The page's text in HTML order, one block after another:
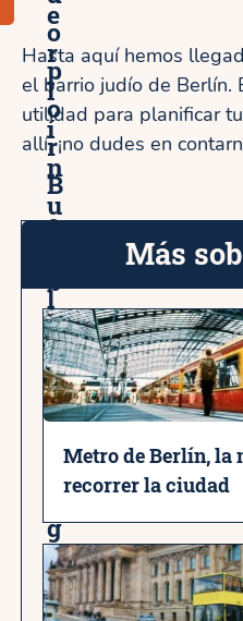
e
r
l
í
n
u
b
a
n
o
o
p
o
r
B
e
l
í
n
c
g
u
í
Hasta aquí hemos
el barrio judío de Berlín.
utilidad para planificar
allí, ¡no dudes en
Más
Metro de Berlín, la
recorrer la ciudad